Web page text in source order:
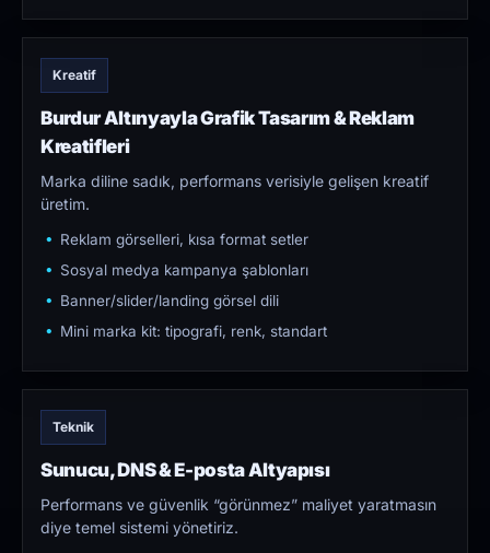
Kreatif
Burdur Altınyayla Grafik Tasarım & Reklam
Kreatifleri
Marka diline sadık, performans verisiyle gelişen kreatif
üretim.
Reklam görselleri, kısa format setler
Sosyal medya kampanya şablonları
Banner/slider/landing görsel dili
Mini marka kit: tipografi, renk, standart
Teknik
Sunucu, DNS & E-posta Altyapısı
Performans ve güvenlik “görünmez” maliyet yaratmasın
diye temel sistemi yönetiriz.